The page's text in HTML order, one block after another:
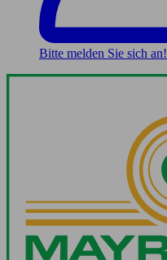
Bitte melden Sie sich an!